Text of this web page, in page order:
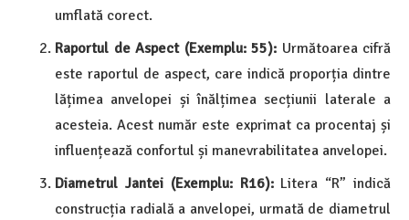
umflată corect.
Raportul de Aspect (Exemplu: 55): Următoarea cifră
este raportul de aspect, care indică proporția dintre
lățimea anvelopei și înălțimea secțiunii laterale a
acesteia. Acest număr este exprimat ca procentaj și
influențează confortul și manevrabilitatea anvelopei.
Diametrul Jantei (Exemplu: R16):Litera “R” indică
construcția radială a anvelopei, urmată de diametrul